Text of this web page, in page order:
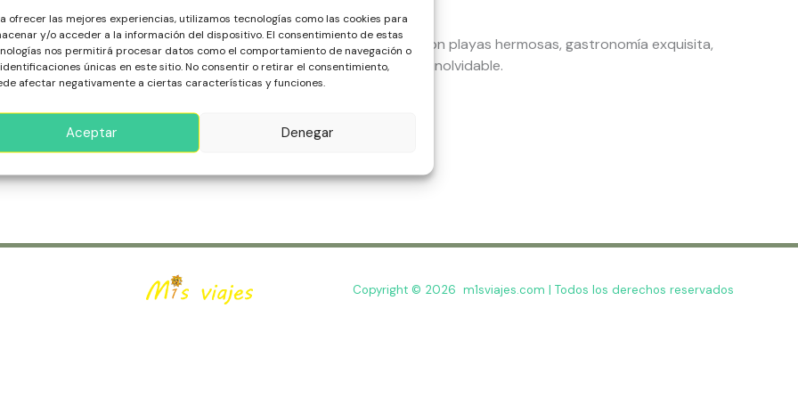
ofrecer las mejores experiencias, utilizamos tecnologías como las cookies para
y/o acceder a la información del dispositivo. El consentimiento de estas
nos permitirá procesar datos como el comportamiento de navegación o
únicas en este sitio. No consentir o retirar el consentimiento,
afectar negativamente a ciertas características y funciones.
Aceptar Denegar
Rock Hotel & Spa Punta Cana es un resort todo incluido de lujo, con playas hermosas, gastronomía exquisita,
vibrante, casino y un spa exclusivo para una experiencia inolvidable.
»
Copyright © 2026 m1sviajes.com | Todos los derechos reservados